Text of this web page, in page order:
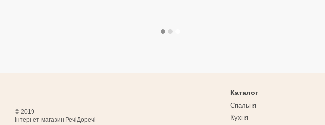
© 2019
Інтернет-магазин РечіДоречі
Каталог
Спальня
Кухня